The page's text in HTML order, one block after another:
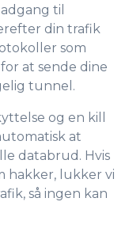
til
din trafik
som
at sende dine
tunnel.
og en kill
at
databrud. Hvis
hakker, lukker vi
så ingen kan